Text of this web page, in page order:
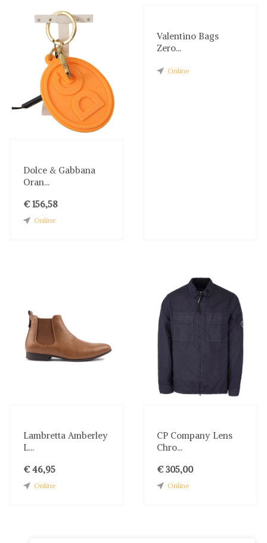
Dolce & Gabbana
Oran...
€ 156,58
Online
Valentino Bags
Zero...
Online
Lambretta Amberley
L...
€ 46,95
Online
CP Company Lens
Chro...
€ 305,00
Online